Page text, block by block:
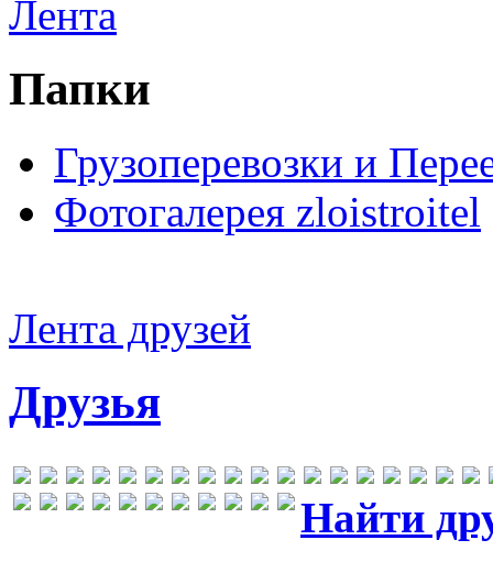
Лента
Папки
Грузоперевозки и
Фотогалерея zloistroitel
Лента друзей
Друзья
Найти